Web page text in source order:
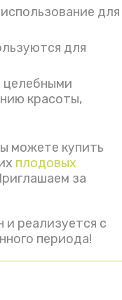
для
для
целебными
красоты,
можете купить
плодовых
за
реализуется с
периода!